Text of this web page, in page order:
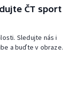
ČT sport
Sledujte nás i
a buďte v obraze.